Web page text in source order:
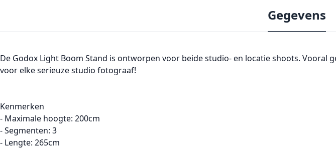
Gegevens
De Godox Light Boom Stand is ontworpen voor beide studio- en locatie shoots.
voor elke serieuze studio fotograaf!
Kenmerken
- Maximale hoogte: 200cm
- Segmenten: 3
- Lengte: 265cm